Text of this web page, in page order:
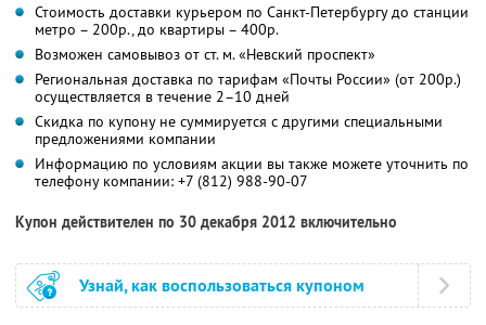
Стоимость доставки курьером по Санкт-Петербургу до станции
метро – 200р., до квартиры – 400р.
Возможен самовывоз от ст. м. «Невский проспект»
Региональная доставка по тарифам «Почты России» (от 200р.)
осуществляется в течение 2–10 дней
Скидка по купону не суммируется с другими специальными
предложениями компании
Информацию по условиям акции вы также можете уточнить по
телефону компании: +7 (812) 988-90-07
Купон действителен по 30 декабря 2012 включительно
Узнай, как воспользоваться купоном